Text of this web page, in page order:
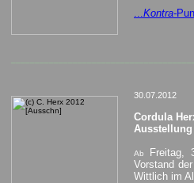
...Kontra-
30.07.2012
Cordula
Ab Freitag,
Vorstand
Wittlich im